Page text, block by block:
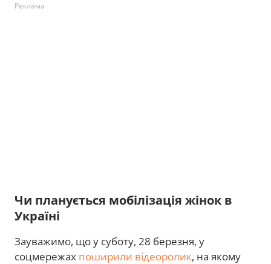
Реклама
Чи планується мобілізація жінок в
Україні
Зауважимо, що у суботу, 28 березня, у
соцмережах поширили відеоролик, на якому